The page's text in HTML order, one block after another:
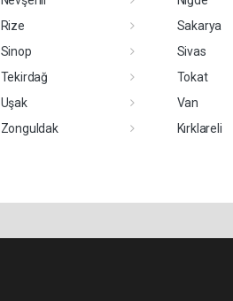
Rize
Sakarya
Sinop
Sivas
Tekirdağ
Tokat
Uşak
Van
Zonguldak
Kırklareli